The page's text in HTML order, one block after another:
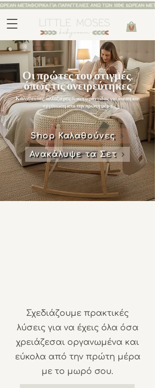
Οι πρώτες του στιγμές,
όπως τις ονειρεύτηκες
Καλαθούνες, αλλαξιέρες & σετ φροντίδας για άνεση και
οργάνωση από την πρώτη μέρα
Shop Καλαθούνες
Ανακάλυψε τα Σετ
Σχεδιάζουμε πρακτικές
λύσεις για να έχεις όλα όσα
χρειάζεσαι οργανωμένα και
εύκολα από την πρώτη μέρα
με το μωρό σου.